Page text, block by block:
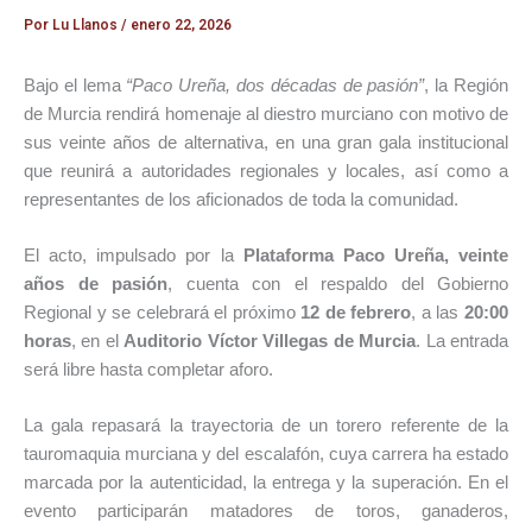
Por Lu Llanos / enero 22, 2026
Bajo el lema “Paco Ureña, dos décadas de pasión”, la Región
de Murcia rendirá homenaje al diestro murciano con motivo de
sus veinte años de alternativa, en una gran gala institucional
que reunirá a autoridades regionales y locales, así como a
representantes de los aficionados de toda la comunidad.
El acto, impulsado por la
Plataforma Paco Ureña, veinte
años de pasión, cuenta con el respaldo del Gobierno
Regional y se celebrará el próximo 12 de febrero, a las20:00
horas, en el Auditorio Víctor Villegas de Murcia. La entrada
será libre hasta completar aforo.
La gala repasará la trayectoria de un torero referente de la
tauromaquia murciana y del escalafón, cuya carrera ha estado
marcada por la autenticidad, la entrega y la superación. En el
evento participarán matadores de toros, ganaderos,